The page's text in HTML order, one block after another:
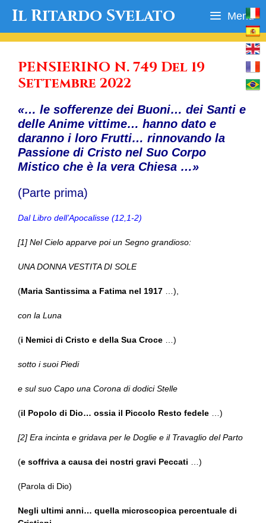
Il Ritardo Svelato Menu
PENSIERINO N. 749 Del 19
Settembre 2022
«… le sofferenze dei Buoni… dei Santi e
delle Anime vittime… hanno dato e
daranno i loro Frutti… rinnovando la
Passione di Cristo nel Suo Corpo
Mistico che è la vera Chiesa …»
(Parte prima)
Dal Libro dell’Apocalisse (12,1-2)
[1] Nel Cielo apparve poi un Segno grandioso:
UNA DONNA VESTITA DI SOLE
(Maria Santissima a Fatima nel 1917 …),
con la Luna
(i Nemici di Cristo e della Sua Croce …)
sotto i suoi Piedi
e sul suo Capo una Corona di dodici Stelle
(il Popolo di Dio… ossia il Piccolo Resto fedele …)
[2] Era incinta e gridava per le Doglie e il Travaglio del Parto
(e soffriva a causa dei nostri gravi Peccati …)
(Parola di Dio)
Negli ultimi anni… quella microscopica percentuale di